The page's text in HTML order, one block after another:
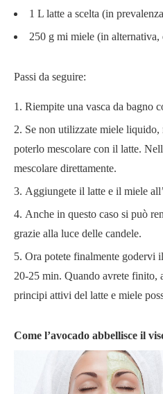
1 L latte a scelta (in
250 g mi miele (in
Passi da seguire:
Riempite una vasca da bagno
Se non utilizzate miele
poterlo mescolare con il latte.
mescolare direttamente.
Aggiungete il latte e il miele
Anche in questo caso si può
grazie alla luce delle candele.
Ora potete finalmente godervi
20-25 min. Quando avrete finito,
principi attivi del latte e miele
Come l’avocado abbellisce il